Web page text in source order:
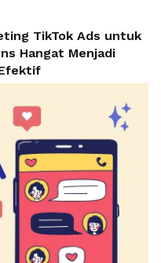
TikTok Ads untuk
Hangat Menjadi